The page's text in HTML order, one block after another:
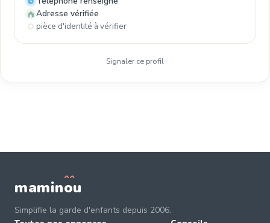
Adresse vérifiée
pièce d'identité à vérifier
Signaler ce profil
maminou
Simplifie la garde d'enfants depuis 2006.